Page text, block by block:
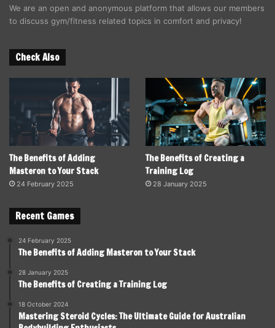
We are an open and anonymous platform that allows our members
to discuss gym/fitness related topics in comfort and privacy!
Check Also
The Benefits of Adding
Masteron to Your Stack
24 February 2025
The Benefits of Creating a
Training Log
28 January 2025
Recent Games
24 February 2025
The Benefits of Adding Masteron to Your Stack
28 January 2025
The Benefits of Creating a Training Log
18 October 2024
Mastering Steroid Cycles: The Ultimate Guide for Australian